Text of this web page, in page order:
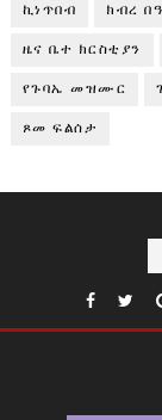
ኪነጥበብ ክብረ
ዜና ቤተ ክርስቲያን
የጉባኤ መዝሙር
ጾመ ፍልሰታ